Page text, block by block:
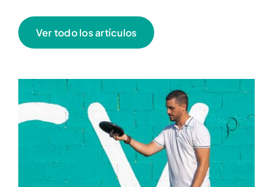
Ver todo los artículos